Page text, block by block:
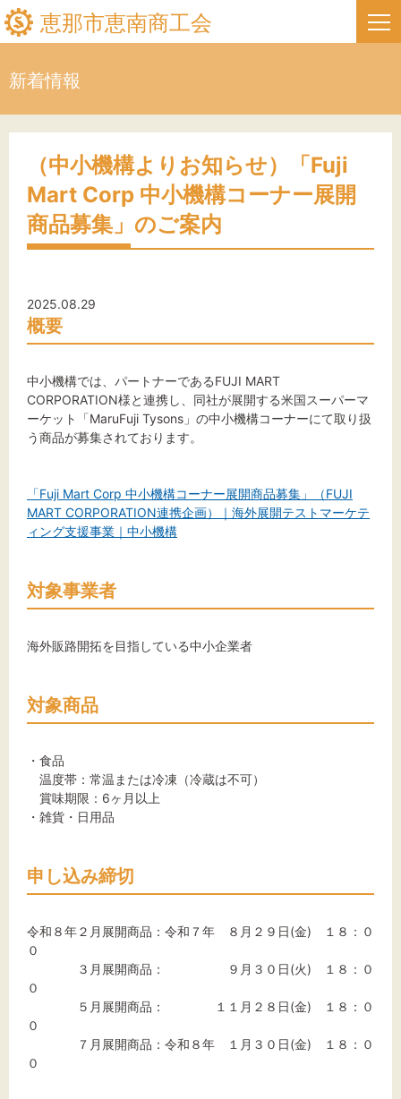
恵那市恵南商工会
事業者・創業者の方へ
関係機関の方へ
文字サイズ
背景色
新着情報
（中小機構よりお知らせ）「Fuji
Mart Corp 中小機構コーナー展開
商品募集」のご案内
2025.08.29
概要
中小機構では、パートナーであるFUJI MART
CORPORATION様と連携し、同社が展開する米国スーパーマ
ーケット「MaruFuji Tysons」の中小機構コーナーにて取り扱
う商品が募集されております。
「Fuji Mart Corp 中小機構コーナー展開商品募集」（FUJI
MART CORPORATION連携企画）｜海外展開テストマーケテ
ィング支援事業｜中小機構
対象事業者
海外販路開拓を目指している中小企業者
対象商品
・食品
温度帯：常温または冷凍（冷蔵は不可）
賞味期限：6ヶ月以上
・雑貨・日用品
申し込み締切
令和８年２月展開商品：令和７年 ８月２９日(金) １８：０
０
３月展開商品： ９月３０日(火) １８：０
０
５月展開商品： １１月２８日(金) １８：０
０
７月展開商品：令和８年 １月３０日(金) １８：０
０